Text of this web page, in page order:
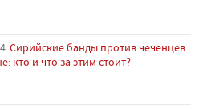
Сирийские банды против чеченцев
кто и что за этим стоит?